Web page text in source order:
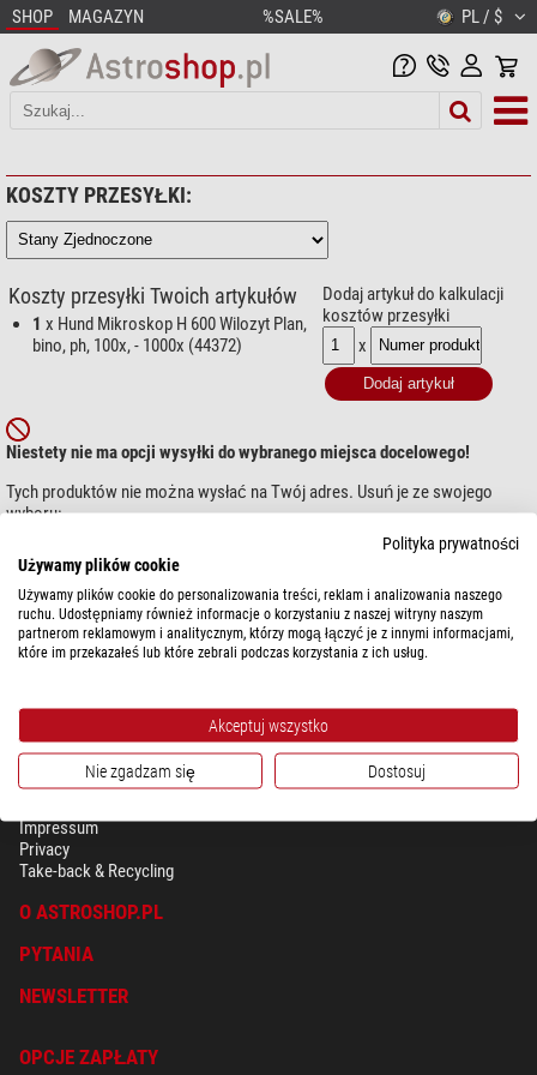
SHOP MAGAZYN %SALE% PL / $
KOSZTY PRZESYŁKI:
Koszty przesyłki Twoich artykułów
1 x Hund Mikroskop H 600 Wilozyt Plan,
bino, ph, 100x, - 1000x (44372)
Dodaj artykuł do kalkulacji
kosztów przesyłki
x
Niestety nie ma opcji wysyłki do wybranego miejsca docelowego!
Tych produktów nie można wysłać na Twój adres. Usuń je ze swojego
wyboru:
Kompletny przegląd kosztów przesyłki według wagi i kraju docelowego.
BEZPIECZEŃSTWO & OCHRONA DANYCH OSOBISTYCH
Impressum
Privacy
Take-back & Recycling
O ASTROSHOP.PL
PYTANIA
NEWSLETTER
OPCJE ZAPŁATY
Polityka prywatności
Używamy plików cookie
Używamy plików cookie do personalizowania treści, reklam i analizowania naszego
ruchu. Udostępniamy również informacje o korzystaniu z naszej witryny naszym
partnerom reklamowym i analitycznym, którzy mogą łączyć je z innymi informacjami,
które im przekazałeś lub które zebrali podczas korzystania z ich usług.
Akceptuj wszystko
Nie zgadzam się Dostosuj